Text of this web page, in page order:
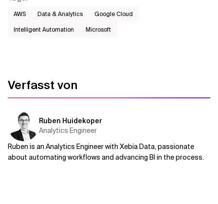
AWS​ Data & Analytics
Google Cloud
Intelligent Automation
Microsoft
Verfasst von
Ruben Huidekoper
Analytics Engineer
Ruben is an Analytics Engineer with Xebia Data, passionate
about automating workflows and advancing BI in the process.